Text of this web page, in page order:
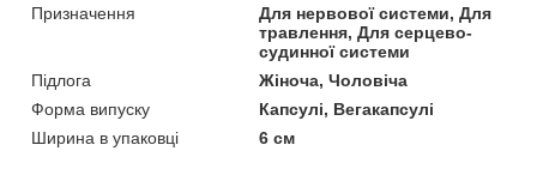
Призначення
Для нервової системи, Для
травлення, Для серцево-
судинної системи
Підлога
Жіноча, Чоловіча
Форма випуску
Капсулі, Вегакапсулі
Ширина в упаковці
6 см